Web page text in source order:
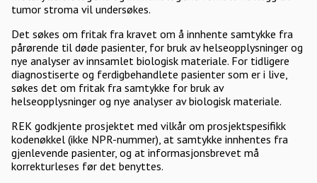
tumor stroma vil undersøkes.
Det søkes om fritak fra kravet om å innhente samtykke fra
pårørende til døde pasienter, for bruk av helseopplysninger og
nye analyser av innsamlet biologisk materiale. For tidligere
diagnostiserte og ferdigbehandlete pasienter som er i live,
søkes det om fritak fra samtykke for bruk av
helseopplysninger og nye analyser av biologisk materiale.
REK godkjente prosjektet med vilkår om prosjektspesifikk
kodenøkkel (ikke NPR-nummer), at samtykke innhentes fra
gjenlevende pasienter, og at informasjonsbrevet må
korrekturleses før det benyttes.